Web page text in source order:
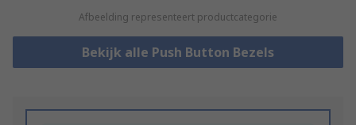
Afbeelding representeert productcategorie
Bekijk alle Push Button Bezels